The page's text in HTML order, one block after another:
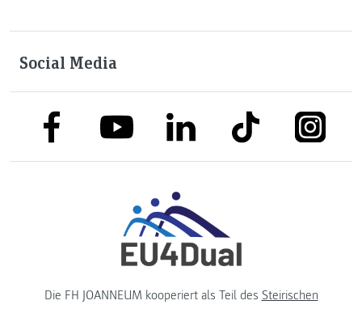
Social Media
link to facebooklink to youtubelink to linkedinlink to tiktok link to
Die FH JOANNEUM kooperiert als Teil des Steirischen